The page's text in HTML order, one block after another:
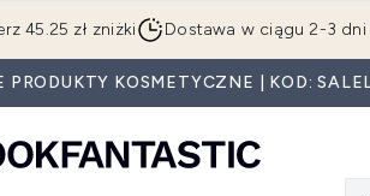
Przejdź do głównej treści
45.25 zł zniżki Dostawa w ciągu 2-3
KOSMETYCZNE | KOD: